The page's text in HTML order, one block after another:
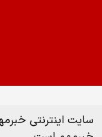
سایت اینترنتی